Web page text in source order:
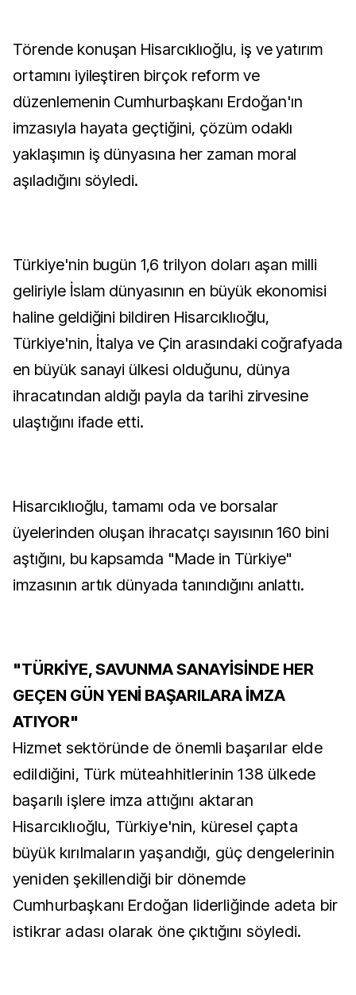
Törende konuşan Hisarcıklıoğlu, iş ve yatırım
ortamını iyileştiren birçok reform ve
düzenlemenin Cumhurbaşkanı Erdoğan'ın
imzasıyla hayata geçtiğini, çözüm odaklı
yaklaşımın iş dünyasına her zaman moral
aşıladığını söyledi.
Türkiye'nin bugün 1,6 trilyon doları aşan milli
geliriyle İslam dünyasının en büyük ekonomisi
haline geldiğini bildiren Hisarcıklıoğlu,
Türkiye'nin, İtalya ve Çin arasındaki coğrafyada
en büyük sanayi ülkesi olduğunu, dünya
ihracatından aldığı payla da tarihi zirvesine
ulaştığını ifade etti.
Hisarcıklıoğlu, tamamı oda ve borsalar
üyelerinden oluşan ihracatçı sayısının 160 bini
aştığını, bu kapsamda "Made in Türkiye"
imzasının artık dünyada tanındığını anlattı.
"TÜRKİYE, SAVUNMA SANAYİSİNDE HER
GEÇEN GÜN YENİ BAŞARILARA İMZA
ATIYOR"
Hizmet sektöründe de önemli başarılar elde
edildiğini, Türk müteahhitlerinin 138 ülkede
başarılı işlere imza attığını aktaran
Hisarcıklıoğlu, Türkiye'nin, küresel çapta
büyük kırılmaların yaşandığı, güç dengelerinin
yeniden şekillendiği bir dönemde
Cumhurbaşkanı Erdoğan liderliğinde adeta bir
istikrar adası olarak öne çıktığını söyledi.